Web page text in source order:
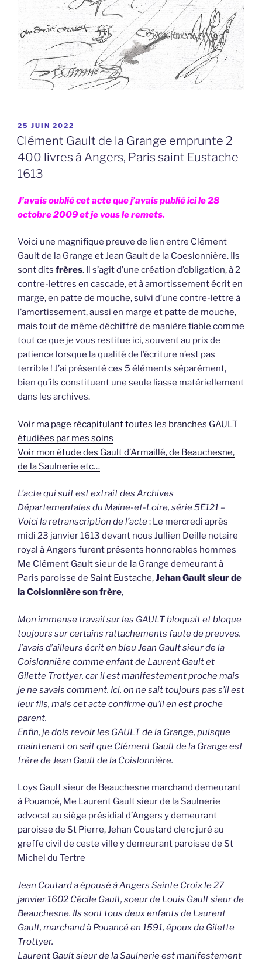
PUBLIÉ
LE
25 JUIN 2022
Clément Gault de la Grange emprunte 2
400 livres à Angers, Paris saint Eustache
1613
J’avais oublié cet acte que j’avais publié ici le 28
octobre 2009 et je vous le remets.
Voici une magnifique preuve de lien entre Clément
Gault de la Grange et Jean Gault de la Coeslonnière. Ils
sont dits frères. Il s’agit d’une création d’obligation, à 2
contre-lettres en cascade, et à amortissement écrit en
marge, en patte de mouche, suivi d’une contre-lettre à
l’amortissement, aussi en marge et patte de mouche,
mais tout de même déchiffré de manière fiable comme
tout ce que je vous restitue ici, souvent au prix de
patience lorsque la qualité de l’écriture n’est pas
terrible ! J’ai présenté ces 5 éléments séparément,
bien qu’ils constituent une seule liasse matériellement
dans les archives.
Voir ma page récapitulant toutes les branches GAULT
étudiées par mes soins
Voir mon étude des Gault d’Armaillé, de Beauchesne,
de la Saulnerie etc…
L’acte qui suit est extrait des Archives
Départementales du Maine-et-Loire, série 5E121 –
Voici la retranscription de l’acte: Le mercredi après
midi 23 janvier 1613 devant nous Jullien Deille notaire
royal à Angers furent présents honnorables hommes
Me Clément Gault sieur de la Grange demeurant à
Paris paroisse de Saint Eustache,Jehan Gault sieur de
la Coislonnière son frère,
Mon immense travail sur les GAULT bloquait et bloque
toujours sur certains rattachements faute de preuves.
J’avais d’ailleurs écrit en bleu Jean Gault sieur de la
Coislonnière comme enfant de Laurent Gault et
Gilette Trottyer, car il est manifestement proche mais
je ne savais comment. Ici, on ne sait toujours pas s’il est
leur fils, mais cet acte confirme qu’il en est proche
parent.
Enfin, je dois revoir les GAULT de la Grange, puisque
maintenant on sait que Clément Gault de la Grange est
frère de Jean Gault de la Coislonnière.
Loys Gault sieur de Beauchesne marchand demeurant
à Pouancé, Me Laurent Gault sieur de la Saulnerie
advocat au siège présidial d’Angers y demeurant
paroisse de St Pierre, Jehan Coustard clerc juré au
greffe civil de ceste ville y demeurant paroisse de St
Michel du Tertre
Jean Coutard a épousé à Angers Sainte Croix le 27
janvier 1602 Cécile Gault, soeur de Louis Gault sieur de
Beauchesne. Ils sont tous deux enfants de Laurent
Gault, marchand à Pouancé en 1591, époux de Gilette
Trottyer.
Laurent Gault sieur de la Saulnerie est manifestement